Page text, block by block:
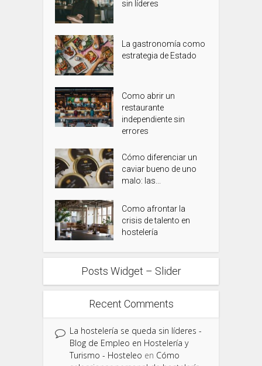
sin líderes
La gastronomía como
estrategia de Estado
Como abrir un
restaurante
independiente sin
errores
Cómo diferenciar un
caviar bueno de uno
malo: las...
Como afrontar la
crisis de talento en
hostelería
Posts Widget – Slider
Recent Comments
La hostelería se queda sin líderes -
Blog de Empleo en Hostelería y
Turismo - Hosteleo en Cómo